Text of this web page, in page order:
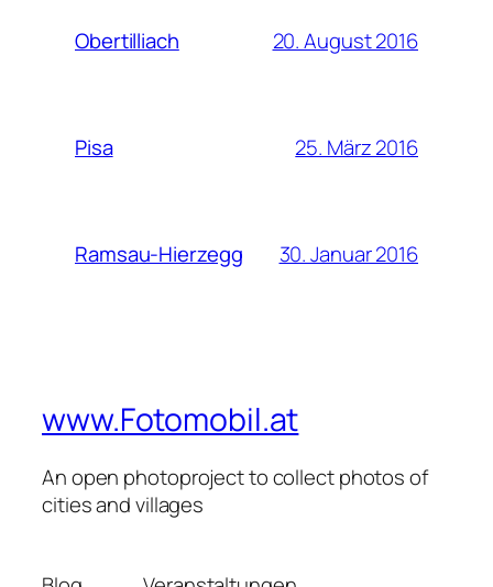
Obertilliach 20. August 2016
Pisa 25. März 2016
Ramsau-Hierzegg 30. Januar 2016
www.Fotomobil.at
An open photoproject to collect photos of
cities and villages